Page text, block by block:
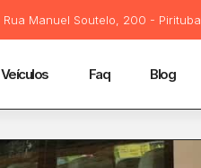
Rua Manuel Soutelo, 200 - Pirituba
Veículos Faq Blog